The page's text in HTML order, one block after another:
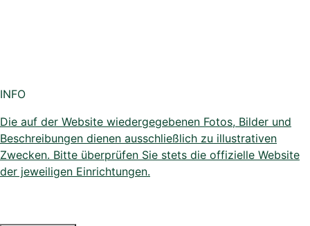
INFO
Die auf der Website wiedergegebenen Fotos, Bilder und
Beschreibungen dienen ausschließlich zu illustrativen
Zwecken. Bitte überprüfen Sie stets die offizielle Website
der jeweiligen Einrichtungen.